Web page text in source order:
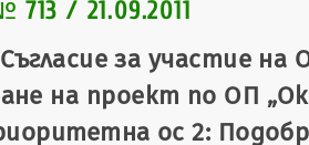
713 / 21.09.2011
Съгласие за участие на
на проект по ОП
ос 2: